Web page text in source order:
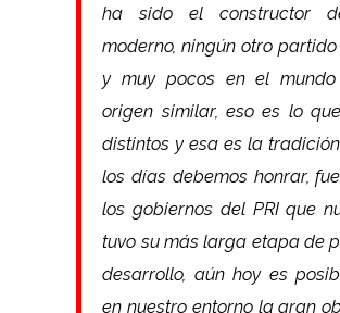
ha sido el constructor
moderno, ningún otro
y muy pocos en el
origen similar, eso es lo
distintos y esa es la
los días debemos honrar,
los gobiernos del PRI que
tuvo su más larga etapa de
desarrollo, aún hoy es
en nuestro entorno la gran